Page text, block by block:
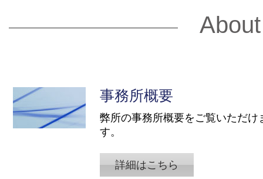
事務所概要
弊所の事務所概要をご覧いただけ
す。
詳細はこちら